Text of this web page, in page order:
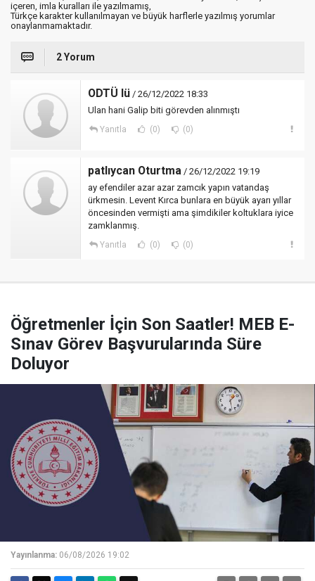
içeren, imla kuralları ile yazılmamış,
Türkçe karakter kullanılmayan ve büyük harflerle yazılmış yorumlar
onaylanmamaktadır.
2 Yorum
ODTÜ lü / 26/12/2022 18:33
Ulan hani Galip biti görevden alınmıştı
Yanıtla (0) (0)
patlıycan Oturtma / 26/12/2022 19:19
ay efendiler azar azar zamcık yapın vatandaş
ürkmesin. Levent Kırca bunlara en büyük ayarı yıllar
öncesinden vermişti ama şimdikiler koltuklara iyice
zamklanmış.
Yanıtla (0) (0)
Öğretmenler İçin Son Saatler! MEB E-
Sınav Görev Başvurularında Süre
Doluyor
Yayınlanma: 06/08/2026 19:02